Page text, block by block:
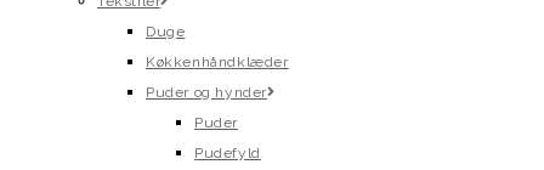
Duge
Køkkenhåndklæder
Puder og hynder
Puder
Pudefyld